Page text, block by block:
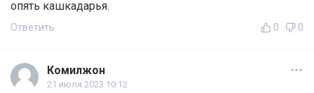
опять кашкадарья.
Ответить 0 0
Комилжон
21 июля 2023 10:12